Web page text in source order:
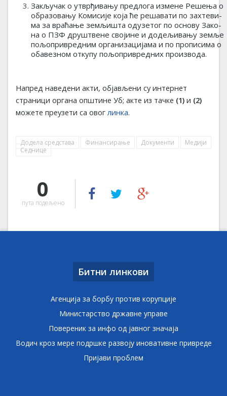
Закључак о утврђивању предлога из­ме­не Ре­ше­ња о
обра­зо­ва­њу Ко­ми­си­је ко­ја ће ре­ша­ва­ти по зах­те­ви­
ма за вра­ћа­ње зе­мљи­шта од­у­зе­тог по осно­ву За­ко­
на о ПЗФ дру­штве­не сво­ји­не и до­де­љи­ва­њу зе­мље
по­љо­при­вред­ним ор­га­ни­за­ци­ја­ма и по про­пи­си­ма о
оба­ве­зном от­ку­пу по­љо­при­вред­них про­из­во­да.
Напред наведени акти, објављени су интернет
страници органа општине Уб; акте из тачке (1) и (2)
можете преузети са овог линка.
Додела средстава Финансирање Документи
Медији
Седнице
0
пута подељено
Битни линкови
Агенција за борбу против корупције
Министарство државне управе
Повереник за инфо од јавног значаја
Водич кроз мере подршке развоју иновативне привреде
Пријави проблем